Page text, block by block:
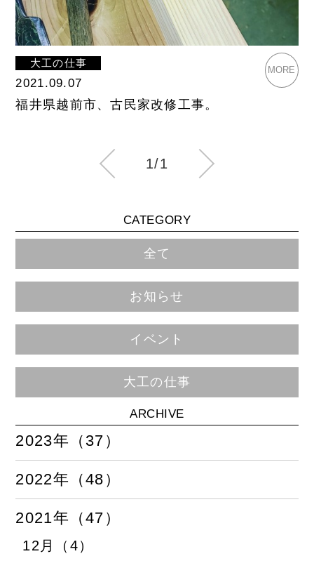
大工の仕事
2021.09.07
福井県越前市、古民家改修工事。
MORE
1/1
CATEGORY
全て
お知らせ
イベント
大工の仕事
ARCHIVE
2023年（37）
2022年（48）
2021年（47）
12月（4）